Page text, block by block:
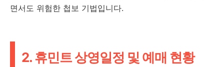
면서도 위험한 첩보 기법입니다.
2. 휴민트 상영일정 및 예매 현황